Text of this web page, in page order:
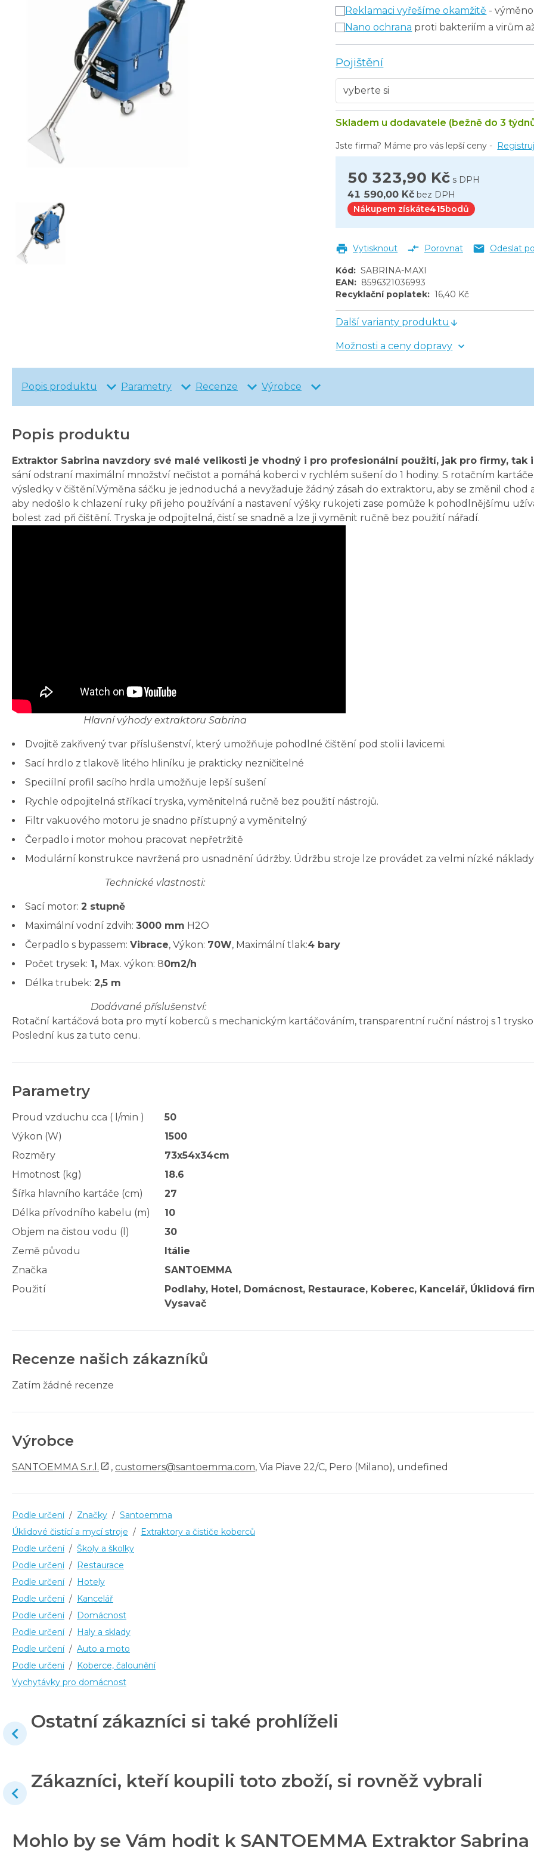
50 323,90 Kč s DPH
41 590,00 Kč bez DPH
Nákupem získáte415bodů
Skladem u dodavatele (bežně do 3
Reklamaci vyřešíme okamžitě -
Nano ochrana proti bakteriím a virům
Pojištění
Jste firma? Máme pro vás lepší ceny -
Vytisknout Porovnat Odeslat
Kód: SABRINA-MAXI
EAN: 8596321036993
Recyklační poplatek: 16,40 Kč
Další varianty produktu
Možnosti a ceny dopravy
Popis produktu Parametry Recenze Výrobce
Popis produktu
Extraktor Sabrina navzdory své malé velikosti je vhodný i pro profesionální použití, jak pro firmy, tak
sání odstraní maximální množství nečistot a pomáhá koberci v rychlém sušení do 1 hodiny. S rotačním
výsledky v čištění.Výměna sáčku je jednoduchá a nevyžaduje žádný zásah do extraktoru, aby se změnil
aby nedošlo k chlazení ruky při jeho používání a nastavení výšky rukojeti zase pomůže k pohodlnějšímu
bolest zad při čištění. Tryska je odpojitelná, čistí se snadně a lze ji vyměnit ručně bez použití nářadí.
Hlavní výhody extraktoru Sabrina
Dvojitě zakřivený tvar příslušenství, který umožňuje pohodlné čištění pod stoli i lavicemi.
Sací hrdlo z tlakově litého hliníku je prakticky nezničitelné
Speciílní profil sacího hrdla umožňuje lepší sušení
Rychle odpojitelná stříkací tryska, vyměnitelná ručně bez použití nástrojů.
Filtr vakuového motoru je snadno přístupný a vyměnitelný
Čerpadlo i motor mohou pracovat nepřetržitě
Modulární konstrukce navržená pro usnadnění údržby. Údržbu stroje lze provádet za velmi nízké náklady
Technické vlastnosti:
Sací motor: 2 stupně
Maximální vodní zdvih: 3000 mm H2O
Čerpadlo s bypassem: Vibrace, Výkon: 70W, Maximální tlak:4 bary
Počet trysek: 1, Max. výkon: 80m2/h
Délka trubek: 2,5 m
Dodávané příslušenství:
Rotační kartáčová bota pro mytí koberců s mechanickým kartáčováním, transparentní ruční nástroj s 1
Poslední kus za tuto cenu.
Parametry
Proud vzduchu cca ( l/min )
50
Výkon (W)
1500
Rozměry
73x54x34cm
Hmotnost (kg)
18.6
Šířka hlavního kartáče (cm)
27
Délka přívodního kabelu (m)
10
Objem na čistou vodu (l)
30
Země původu
Itálie
Značka
SANTOEMMA
Použití
Podlahy, Hotel, Domácnost, Restaurace, Koberec, Kancelář, Úklidová
Vysavač
Recenze našich zákazníků
Zatím žádné recenze
Výrobce
SANTOEMMA S.r.l. , customers@santoemma.com, Via Piave 22/C, Pero (Milano), undefined
Podle určení / Značky / Santoemma
Úklidové čistící a mycí stroje / Extraktory a čističe koberců
Podle určení / Školy a školky
Podle určení / Restaurace
Podle určení / Hotely
Podle určení / Kancelář
Podle určení / Domácnost
Podle určení / Haly a sklady
Podle určení / Auto a moto
Podle určení / Koberce, čalounění
Vychytávky pro domácnost
Ostatní zákazníci si také prohlíželi
Zákazníci, kteří koupili toto zboží, si rovněž vybrali
Mohlo by se Vám hodit k SANTOEMMA Extraktor